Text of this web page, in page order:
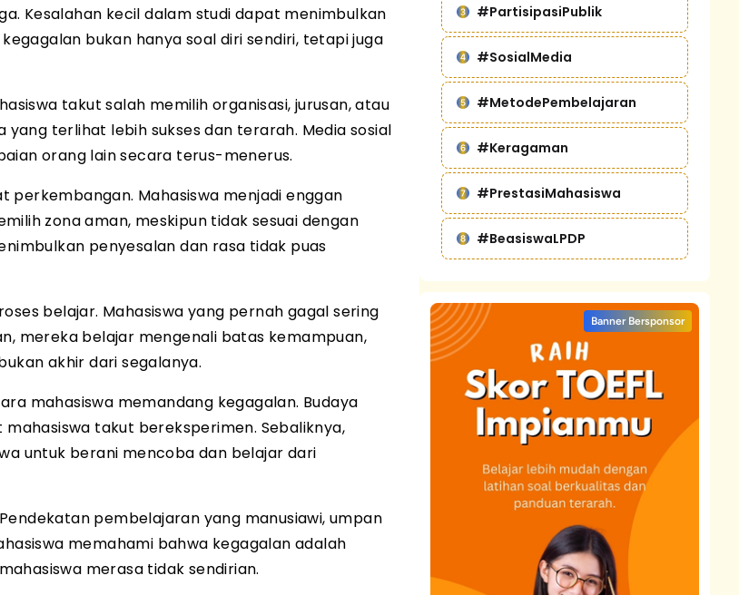
Kesalahan kecil dalam studi dapat menimbulkan
bukan hanya soal diri sendiri, tetapi juga
takut salah memilih organisasi, jurusan, atau
terlihat lebih sukses dan terarah. Media sosial
orang lain secara terus-menerus.
Mahasiswa menjadi enggan
zona aman, meskipun tidak sesuai dengan
penyesalan dan rasa tidak puas
belajar. Mahasiswa yang pernah gagal sering
mereka belajar mengenali batas kemampuan,
akhir dari segalanya.
mahasiswa memandang kegagalan. Budaya
takut bereksperimen. Sebaliknya,
untuk berani mencoba dan belajar dari
pembelajaran yang manusiawi, umpan
memahami bahwa kegagalan adalah
merasa tidak sendirian.
#PartisipasiPublik
#SosialMedia
#MetodePembelajaran
#Keragaman
#PrestasiMahasiswa
#BeasiswaLPDP
Banner Bersponsor